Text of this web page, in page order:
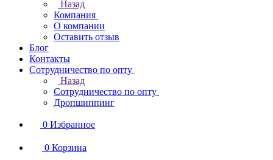
Назад
Компания
О компании
Оставить отзыв
Блог
Контакты
Сотрудничество по опту
Назад
Сотрудничество по опту
Дропшиппинг
0 Избранное
0 Корзина